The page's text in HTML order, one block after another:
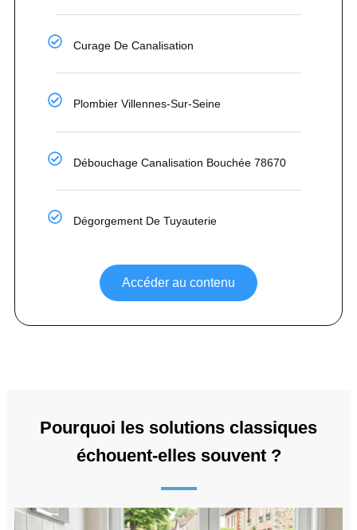
Curage De Canalisation
Plombier Villennes-Sur-Seine
Débouchage Canalisation Bouchée 78670
Dégorgement De Tuyauterie
Accéder au contenu
Pourquoi les solutions classiques
échouent-elles souvent ?